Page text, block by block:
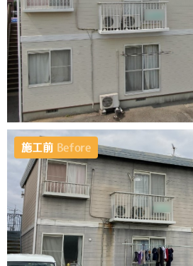
施工前 Before